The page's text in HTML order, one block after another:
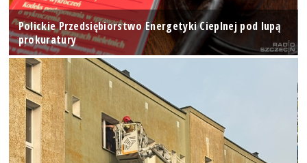
Polickie Przedsiębiorstwo Energetyki Cieplnej pod lupą
prokuratury